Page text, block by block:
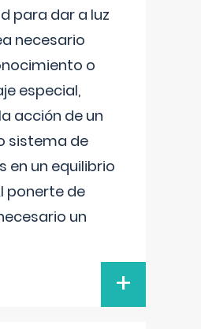
para dar a luz
necesario
o
especial,
acción de un
sistema de
en un equilibrio
ponerte de
un
+